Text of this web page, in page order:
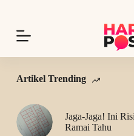
p
t
Artikel Trending
Jaga-Jaga! Ini
Ramai Tahu